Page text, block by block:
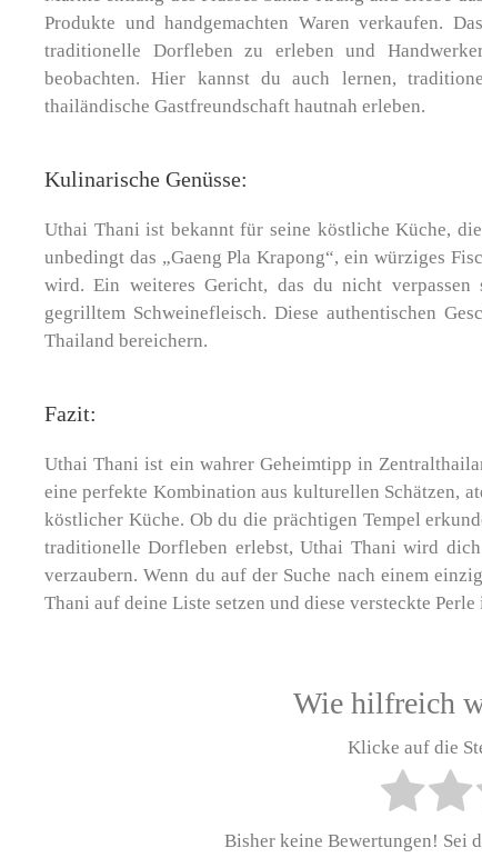
Produkte und handgemachten Waren verkaufen.
traditionelle Dorfleben zu erleben und
beobachten. Hier kannst du auch lernen,
thailändische Gastfreundschaft hautnah erleben.
Kulinarische Genüsse:
Uthai Thani ist bekannt für seine köstliche Küche,
unbedingt das „Gaeng Pla Krapong“, ein würziges
wird. Ein weiteres Gericht, das du nicht
gegrilltem Schweinefleisch. Diese authentischen
Thailand bereichern.
Fazit:
Uthai Thani ist ein wahrer Geheimtipp in
eine perfekte Kombination aus kulturellen Schätzen,
köstlicher Küche. Ob du die prächtigen Tempel
traditionelle Dorfleben erlebst, Uthai Thani wird
verzaubern. Wenn du auf der Suche nach einem
Thani auf deine Liste setzen und diese versteckte
Wie hilfreich
Klicke auf die
Bisher keine Bewertungen! Sei